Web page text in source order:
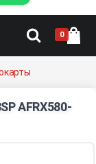
0
AFRX580-